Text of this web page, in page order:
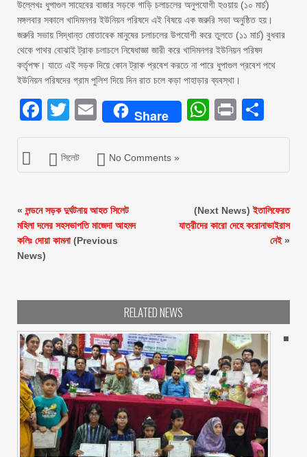
উল্লেখঃ ধুপাগুল সাহেবের বাজার সড়কে গাড়ি চলাচলের অনুপযোগী হওয়ায় (১০ মার্চ)
মঙ্গলবার সকালে খাদিমনগর ইউনিয়ন পরিষদে এই বিষয়ে এক জরুরি সভা অনুষ্ঠিত হয়।
জরুরি সভায় সিদ্ধান্ত মোতাবেক মানুষের চলাচলের উপযোগী করে তুলতে (১১ মার্চ) বুধবার
থেকে পাথর বোঝাই ট্রাক চলাচলে নিষেধাজ্ঞা জারী করে খাদিমনগর ইউনিয়ন পরিষদ
কর্তৃপক্ষ। যাতে এই সড়ক দিয়ে কোন ট্রাক প্রবেশ করতে না পারে ধুপাগুল প্রবেশ পথে
ইউনিয়ন পরিষদের গ্রাম পুলিশ দিয়ে দিন রাত চলে কড়া পাহাড়ার ব্যবস্থা।
Facebook
Twitter
EmailShare Print
সিলেট No Comments »
« লন্ডনে সড়ক দুর্ঘটনায় আহত সিলেট
মহিলা দলের সহসভাপতি মাজেদা আহমদ
কলিঃ দোয়া কামনা(Previous
News)
(Next News)ইতালিফেরত
যাত্রীদের কারো দেহে করোনাভাইরাস
নেই»
RELATED NEWS